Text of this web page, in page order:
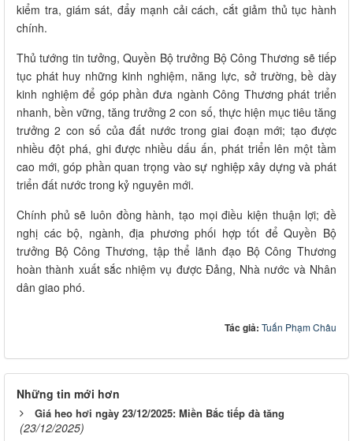
kiểm tra, giám sát, đẩy mạnh cải cách, cắt giảm thủ tục hành
chính.
Thủ tướng tin tưởng, Quyền Bộ trưởng Bộ Công Thương sẽ tiếp
tục phát huy những kinh nghiệm, năng lực, sở trường, bề dày
kinh nghiệm để góp phần đưa ngành Công Thương phát triển
nhanh, bền vững, tăng trưởng 2 con số, thực hiện mục tiêu tăng
trưởng 2 con số của đất nước trong giai đoạn mới; tạo được
nhiều đột phá, ghi được nhiều dấu ấn, phát triển lên một tầm
cao mới, góp phần quan trọng vào sự nghiệp xây dựng và phát
triển đất nước trong kỷ nguyên mới.
Chính phủ sẽ luôn đồng hành, tạo mọi điều kiện thuận lợi; đề
nghị các bộ, ngành, địa phương phối hợp tốt để Quyền Bộ
trưởng Bộ Công Thương, tập thể lãnh đạo Bộ Công Thương
hoàn thành xuất sắc nhiệm vụ được Đảng, Nhà nước và Nhân
dân giao phó.
Tác giả: Tuấn Phạm Châu
Những tin mới hơn
Giá heo hơi ngày 23/12/2025: Miền Bắc tiếp đà tăng
(23/12/2025)